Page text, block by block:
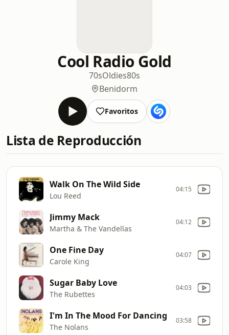
Cool Radio Gold
70sOldies80s
Benidorm
Favoritos
Lista de Reproducción
Walk On The Wild Side
Lou Reed
04:15
Jimmy Mack
Martha & The Vandellas
04:12
One Fine Day
Carole King
04:07
Sugar Baby Love
The Rubettes
04:03
I'm In The Mood For Dancing
The Nolans
03:58